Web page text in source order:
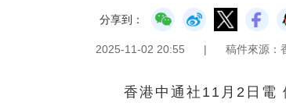
分享到：
2025-11-02 20:55 | 稿件來源：
香港中通社11月2日電